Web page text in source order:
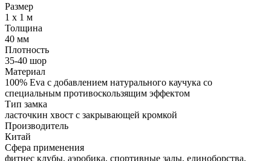
Размер
1 х 1 м
Толщина
40 мм
Плотность
35-40 шор
Материал
100% Eva с добавлением натурального каучука со
специальным противоскользящим эффектом
Тип замка
ласточкин хвост с закрывающей кромкой
Производитель
Китай
Сфера применения
фитнес клубы, аэробика, спортивные залы, единоборства,